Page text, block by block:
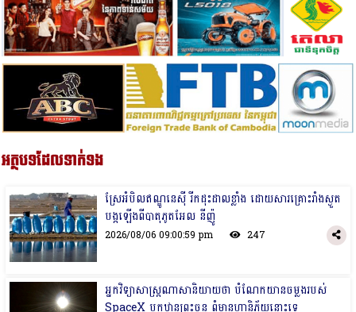
អត្ថបទដែលទាក់ទង
ស្រែអំបិលឥណ្ឌូនេស៊ី រីកដុះដាលខ្លាំង ដោយសារគ្រោះរាំងស្ងួត
បង្កឡើងពីបាតុភូតអែល នីញ៉ូ
2026/08/06 09:00:59 pm 247
អ្នកវិទ្យាសាស្រ្តណាសានិយាយថា បំណែកយានចម្លងរបស់
SpaceX បុកឋានព្រះចន្ទ ពុំមានហានិភ័យនោះទេ